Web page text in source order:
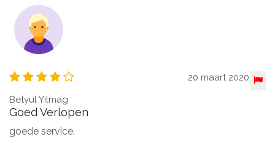
20 maart 2020
Betyul Yilmag
Goed Verlopen
goede service.